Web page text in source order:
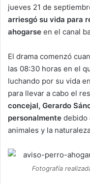
jueves 21 de
arriesgó su vida para
ahogarse en el canal
El drama comenzó
las 08:30 horas en el
luchando por su vida
para llevar a cabo el
concejal, Gerardo
personalmente debido
animales y la
Fotografía